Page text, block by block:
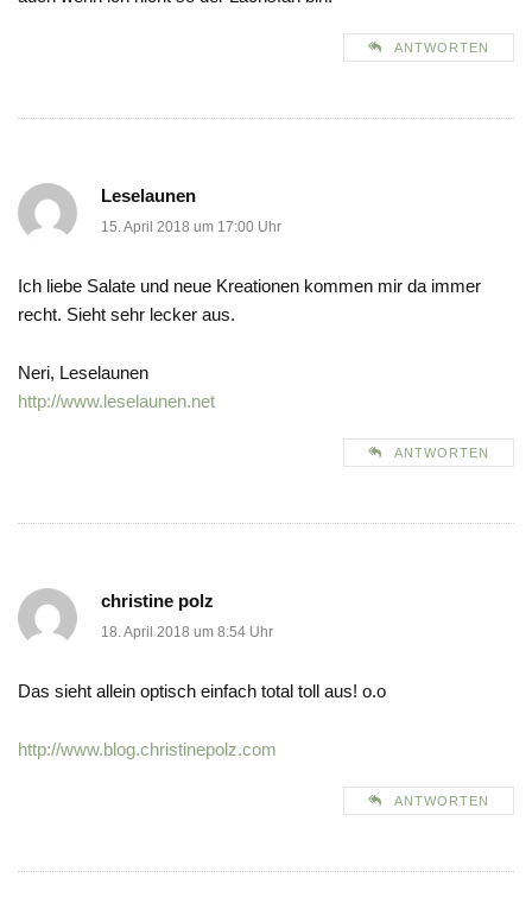
ANTWORTEN
Leselaunen
15. April 2018 um 17:00 Uhr
Ich liebe Salate und neue Kreationen kommen mir da immer
recht. Sieht sehr lecker aus.
Neri, Leselaunen
http://www.leselaunen.net
ANTWORTEN
christine polz
18. April 2018 um 8:54 Uhr
Das sieht allein optisch einfach total toll aus! o.o
http://www.blog.christinepolz.com
ANTWORTEN